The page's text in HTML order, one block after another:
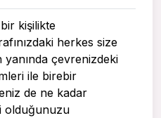
kişilikte
herkes size
çevrenizdeki
ile birebir
de ne kadar
olduğunuzu